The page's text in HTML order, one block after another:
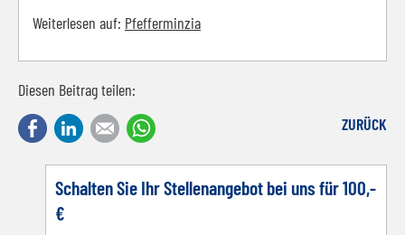
Weiterlesen auf: Pfefferminzia
Diesen Beitrag teilen:
FacebookLinkedInE-mail ZURÜCK
Schalten Sie Ihr Stellenangebot bei uns für 100,-
€